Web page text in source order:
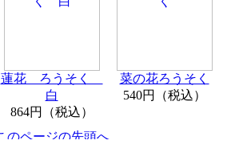
蓮花 ろうそく
白
864円（税込）
菜の花ろうそく
540円（税込）